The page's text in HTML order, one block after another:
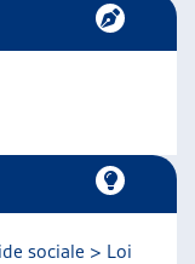
sociale > Loi